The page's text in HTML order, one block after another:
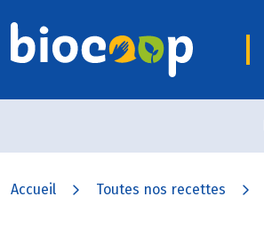
Accueil Toutes nos recettes